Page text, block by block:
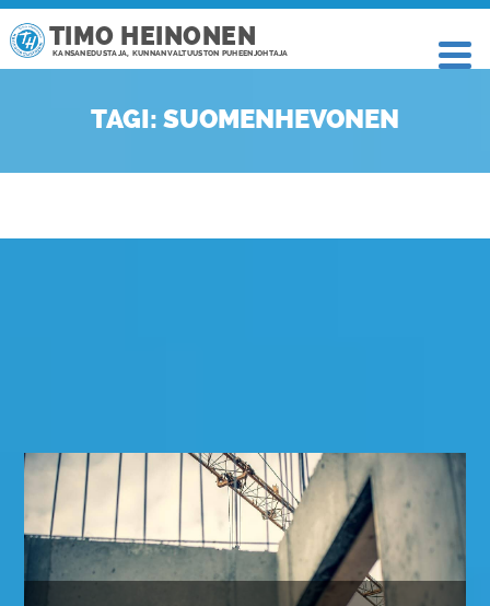
TIMO HEINONEN
KANSANEDUSTAJA, KUNNANVALTUUSTON PUHEENJOHTAJA
TAGI: SUOMENHEVONEN